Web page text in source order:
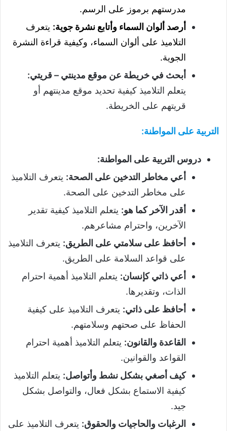
مدرستهم برموز على الرسم.
أرصد ألوان السماء وأتابع نشرة جوية: يتعرف
التلاميذ على ألوان السماء، وكيفية قراءة النشرة
الجوية.
أبحث في خريطة عن موقع مدينتي – قريتي:
يتعلم التلاميذ كيفية تحديد موقع مدينتهم أو
قريتهم على الخريطة.
التربية على المواطنة:
دروس التربية على المواطنة:
أعي مخاطر التدخين على الصحة: يتعرف التلاميذ
على مخاطر التدخين على الصحة.
أقدر الآخر كما هو: يتعلم التلاميذ كيفية تقدير
الآخرين، واحترام مشاعرهم.
أحافظ على سلامتي على الطريق: يتعرف التلاميذ
على قواعد السلامة على الطريق.
أعي ذاتي كإنسان: يتعلم التلاميذ أهمية احترام
الذات، وتقديرها.
أحافظ على ذاتي: يتعرف التلاميذ على كيفية
الحفاظ على صحتهم وسلامتهم.
القاعدة والقانون: يتعلم التلاميذ أهمية احترام
القواعد والقوانين.
كيف أصغي بشكل نشط وأتواصل: يتعلم التلاميذ
كيفية الاستماع بشكل فعال، والتواصل بشكل
جيد.
الرغبات والحاجيات والحقوق: يتعرف التلاميذ على